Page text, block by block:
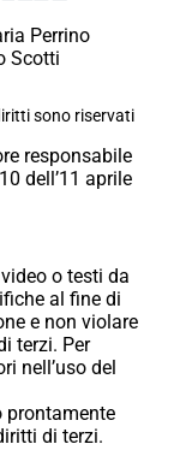
Perrino
Scotti
sono riservati
responsabile
dell’11 aprile
o testi da
al fine di
e non violare
terzi. Per
nell’uso del
prontamente
di terzi.